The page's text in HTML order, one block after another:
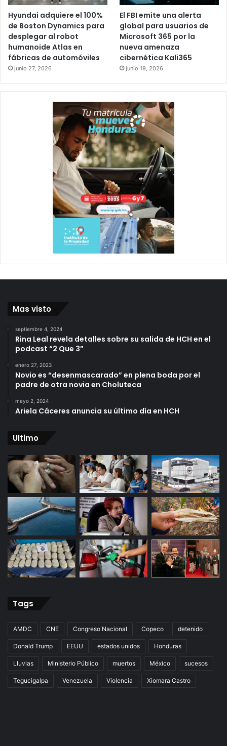
Hyundai adquiere el 100%
de Boston Dynamics para
desplegar al robot
humanoide Atlas en
fábricas de automóviles
junio 27, 2026
El FBI emite una alerta
global para usuarios de
Microsoft 365 por la
nueva amenaza
cibernética Kali365
junio 19, 2026
Mas visto
septiembre 4, 2024
Rina Leal revela detalles sobre su salida de HCH en el
podcast “2 Que 3”
enero 27, 2023
Novio es “desenmascarado” en plena boda por el
padre de otra novia en Choluteca
mayo 2, 2024
Ariela Cáceres anuncia su último día en HCH
Ultimo
Tags
AMDC CNE Congreso Nacional Copeco detenido
Donald Trump EEUU estados unidos Honduras
Lluvias Ministerio Público muertos México sucesos
Tegucigalpa Venezuela Violencia Xiomara Castro